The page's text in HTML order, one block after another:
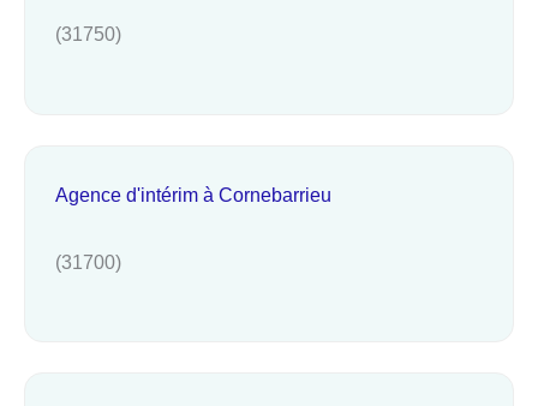
(31750)
Agence d'intérim à Cornebarrieu
(31700)